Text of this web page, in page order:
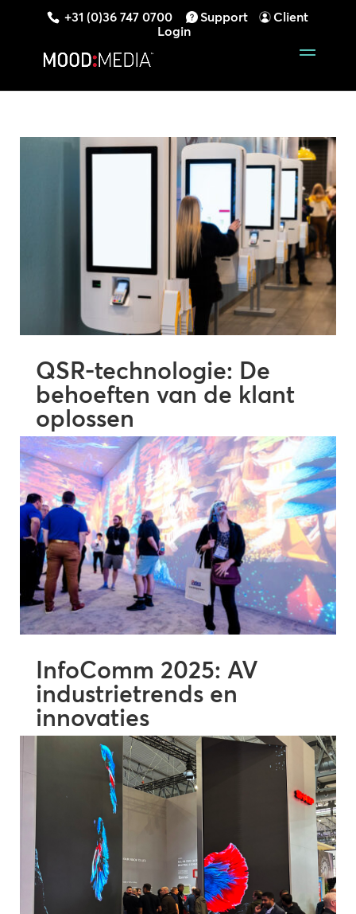
+31 (0)36 747 0700 Support
Client
Login
QSR-technologie: De
behoeften van de klant
oplossen
Lees meer
InfoComm 2025: AV
industrietrends en
innovaties
Lees meer